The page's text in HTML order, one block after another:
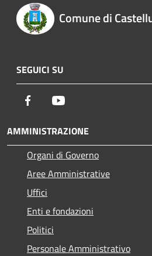
Comune di
SEGUICI SU
Facebook
AMMINISTRAZIONE
Organi di Governo
Aree Amministrative
Uffici
Enti e fondazioni
Politici
Personale Amministrativo